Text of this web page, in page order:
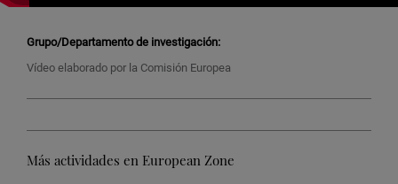
Grupo/Departamento de investigación:
Vídeo elaborado por la Comisión Europea
Más actividades en European Zone